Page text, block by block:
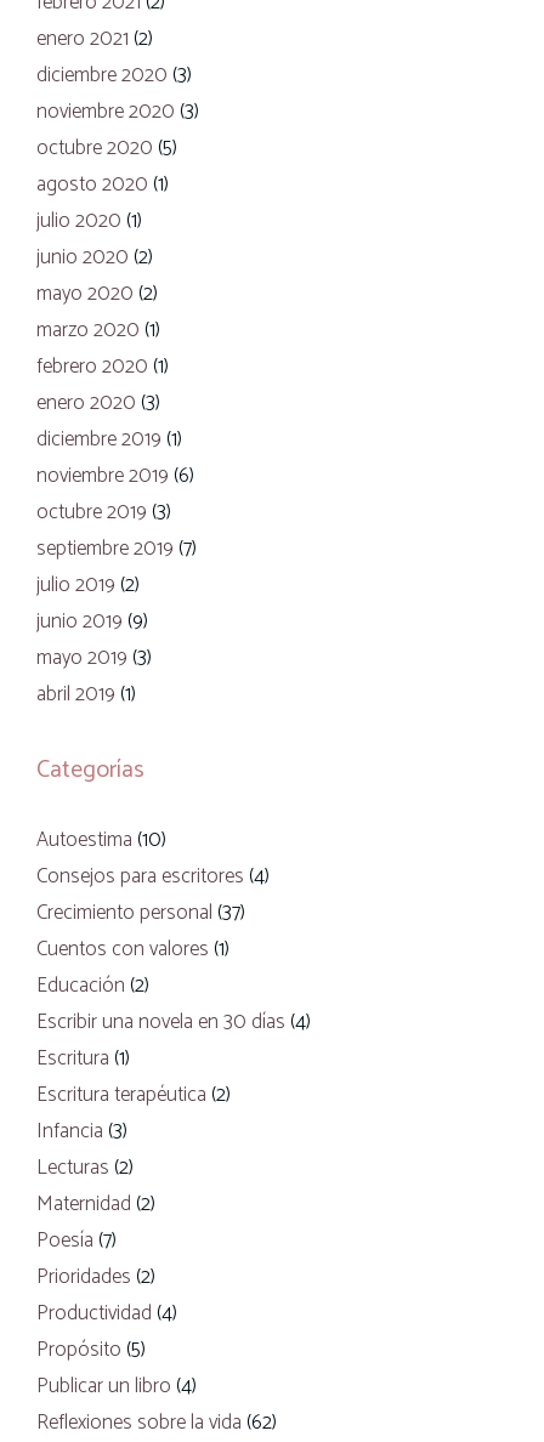
enero 2021 (2)
diciembre 2020 (3)
noviembre 2020 (3)
octubre 2020 (5)
agosto 2020 (1)
julio 2020 (1)
junio 2020 (2)
mayo 2020 (2)
marzo 2020 (1)
febrero 2020 (1)
enero 2020 (3)
diciembre 2019 (1)
noviembre 2019 (6)
octubre 2019 (3)
septiembre 2019 (7)
julio 2019 (2)
junio 2019 (9)
mayo 2019 (3)
abril 2019 (1)
Categorías
Autoestima (10)
Consejos para escritores (4)
Crecimiento personal (37)
Cuentos con valores (1)
Educación (2)
Escribir una novela en 30 días (4)
Escritura (1)
Escritura terapéutica (2)
Infancia (3)
Lecturas (2)
Maternidad (2)
Poesía (7)
Prioridades (2)
Productividad (4)
Propósito (5)
Publicar un libro (4)
Reflexiones sobre la vida (62)